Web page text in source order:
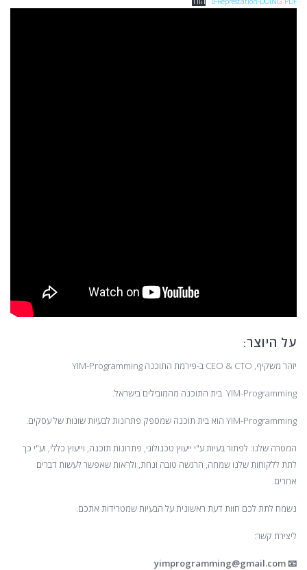
על היוצר:
יזהר משקיף, CEO & CTO ב-פירמת התוכנה YIM-Programming
YIM-Programming בית התוכנה מהמובילים בישראל.
YIM-Programming הוא בית תוכנה שמספק פתרונות לבעיות שונות של עסקים.
המטרה שלנו: לפתור בעיות ע"י ייעוץ טכנולוגי, פתרונות תוכנה, וייעוץ כללי, וע"י כך
לתת ללקוחות שלנו שמחה, הרגשה טובה ונחת, ולראות שאפשר לעשות דברים
אחרים.
נשמח לתת לכם חוות דעת ראשונית על הבעיות שמטרידות אתכם.
ליצירת קשר:
📧
yimprogramming@gmail.com